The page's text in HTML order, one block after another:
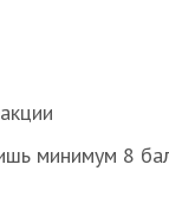
минимум 8